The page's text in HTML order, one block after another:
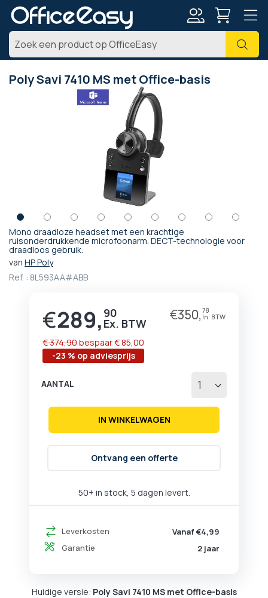
Zoek
Poly Savi 7410 MS met Office-basis
Mono draadloze headset met een krachtige
ruisonderdrukkende microfoonarm. DECT-technologie voor
draadloos gebruik.
van HP Poly
Ref. : 8L593AA#ABB
Prijs
€289, 90 €350, 78
-23 % op adviesprijs
€ 374,90bespaar€ 85,00
50+ in stock, 5 dagen levert.
Leverkosten
Vanaf €4,99
Garantie
2 jaar
AANTAL
IN WINKELWAGEN
Ontvang een offerte
Huidige versie: Poly Savi 7410 MS met Office-basis
Ga
naar
het
begin
afbeeldingen-